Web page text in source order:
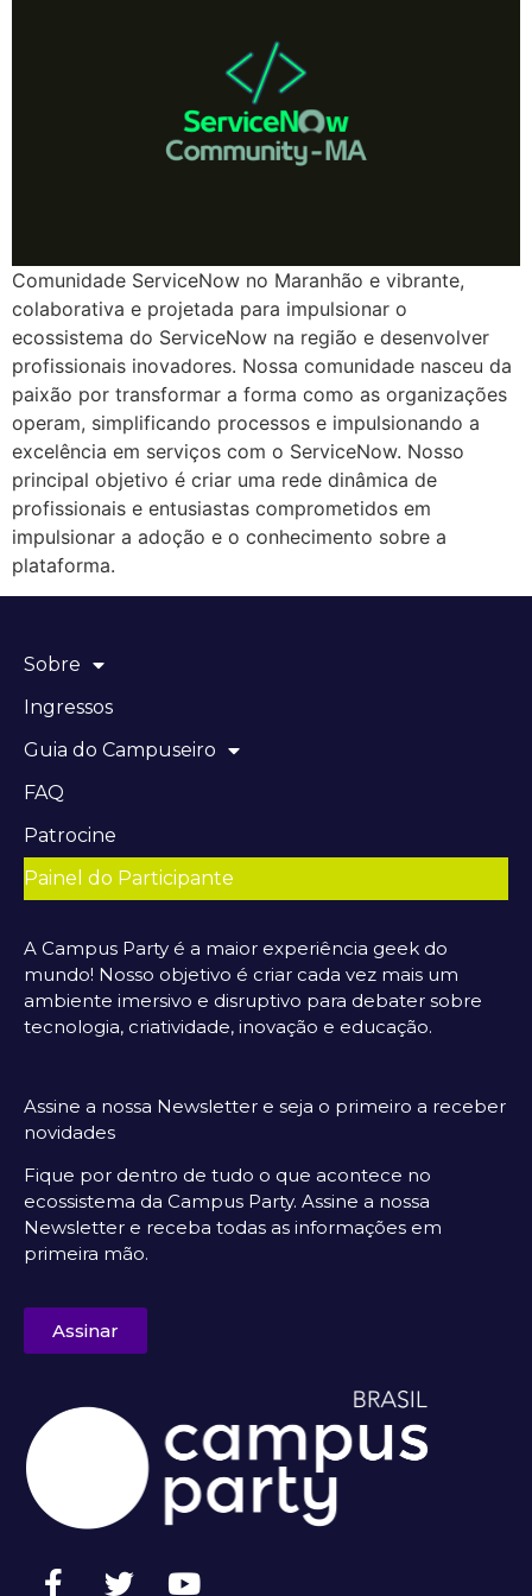
Comunidade ServiceNow no Maranhão e vibrante,
colaborativa e projetada para impulsionar o
ecossistema do ServiceNow na região e desenvolver
profissionais inovadores. Nossa comunidade nasceu da
paixão por transformar a forma como as organizações
operam, simplificando processos e impulsionando a
excelência em serviços com o ServiceNow. Nosso
principal objetivo é criar uma rede dinâmica de
profissionais e entusiastas comprometidos em
impulsionar a adoção e o conhecimento sobre a
plataforma.
Sobre
Ingressos
Guia do Campuseiro
FAQ
Patrocine
Painel do Participante
A Campus Party é a maior experiência geek do
mundo! Nosso objetivo é criar cada vez mais um
ambiente imersivo e disruptivo para debater sobre
tecnologia, criatividade, inovação e educação.
Assine a nossa Newsletter e seja o primeiro a receber
novidades
Fique por dentro de tudo o que acontece no
ecossistema da Campus Party. Assine a nossa
Newsletter e receba todas as informações em
primeira mão.
Assinar